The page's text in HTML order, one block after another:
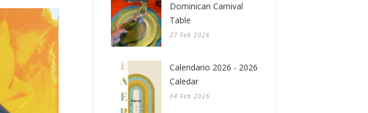
Dominican Carnival
Table
27 Feb 2026
Calendario 2026 - 2026
Caledar
04 Feb 2026